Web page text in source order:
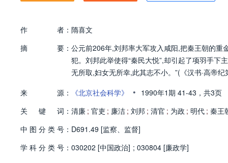
作 者： 隋喜文
摘
要： 公元前206年,刘邦率大军攻入咸阳,把秦王朝的
犯。刘邦此举使得“秦民大悦”,却引起了项羽手下
无所取,妇女无所幸,此其志不小。”(《汉书·高帝纪
来
源： 《北京社会科学》 • 1990年1期 41-43， 共3页
关
键 词： 清廉 ; 官吏 ; 廉洁 ; 刘邦 ; 清官 ; 为政 ; 明代 ; 秦王
中 图 分 类 号： D691.49 [监察、监督]
学 科 分 类 号： 030202 [中国政治] ; 030804 [廉政学]